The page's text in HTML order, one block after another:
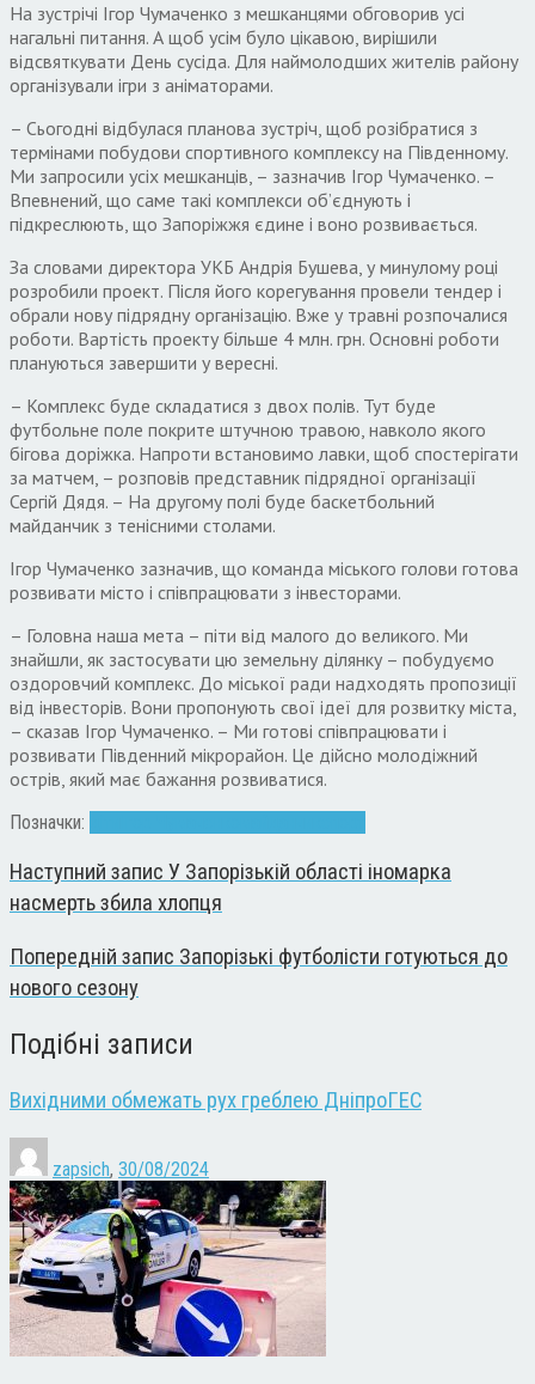
На зустрічі Ігор Чумаченко з мешканцями обговорив усі
нагальні питання. А щоб усім було цікавою, вирішили
відсвяткувати День сусіда. Для наймолодших жителів району
організували ігри з аніматорами.
– Сьогодні відбулася планова зустріч, щоб розібратися з
термінами побудови спортивного комплексу на Південному.
Ми запросили усіх мешканців, – зазначив Ігор Чумаченко. –
Впевнений, що саме такі комплекси об’єднують і
підкреслюють, що Запоріжжя єдине і воно розвивається.
За словами директора УКБ Андрія Бушева, у минулому році
розробили проект. Після його корегування провели тендер і
обрали нову підрядну організацію. Вже у травні розпочалися
роботи. Вартість проекту більше 4 млн. грн. Основні роботи
плануються завершити у вересні.
– Комплекс буде складатися з двох полів. Тут буде
футбольне поле покрите штучною травою, навколо якого
бігова доріжка. Напроти встановимо лавки, щоб спостерігати
за матчем, – розповів представник підрядної організації
Сергій Дядя. – На другому полі буде баскетбольний
майданчик з тенісними столами.
Ігор Чумаченко зазначив, що команда міського голови готова
розвивати місто і співпрацювати з інвесторами.
– Головна наша мета – піти від малого до великого. Ми
знайшли, як застосувати цю земельну ділянку – побудуємо
оздоровчий комплекс. До міської ради надходять пропозиції
від інвесторів. Вони пропонують свої ідеї для розвитку міста,
– сказав Ігор Чумаченко. – Ми готові співпрацювати і
розвивати Південний мікрорайон. Це дійсно молодіжний
острів, який має бажання розвиватися.
Позначки:
Наступний запис У Запорізькій області іномарка
насмерть збила хлопця
Попередній запис Запорізькі футболісти готуються до
нового сезону
Подібні записи
Вихідними обмежать рух греблею ДніпроГЕС
zapsich, 30/08/2024